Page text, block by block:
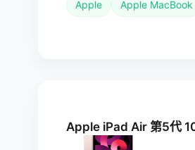
Apple Apple MacBook
Apple iPad Air 第5代